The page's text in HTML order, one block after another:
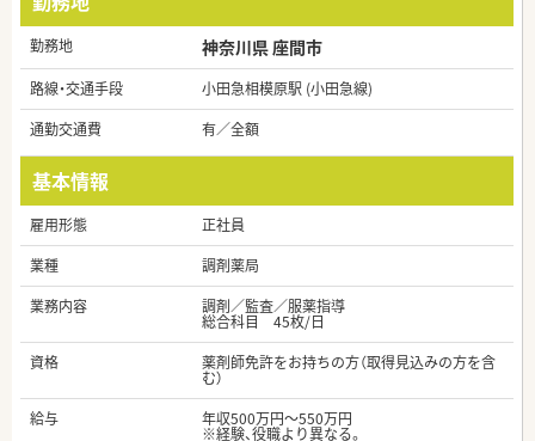
勤務地 神奈川県 座間市
路線・交通手段
小田急相模原駅 (小田急線)
通勤交通費
有／全額
基本情報
雇用形態
正社員
業種
調剤薬局
業務内容
調剤／監査／服薬指導
総合科目 45枚/日
資格
薬剤師免許をお持ちの方（取得見込みの方を含
む）
給与
年収500万円～550万円
※経験、役職より異なる。